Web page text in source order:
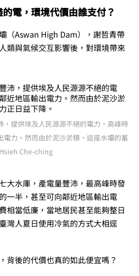
電，環境代價由誰支付？
（Aswan High Dam），謝哲青帶
類與氣候交互影響後，對環境帶來
，提供埃及人民源源不絕的電力，高峰時
電力。然而由於泥沙淤積，這座水壩的蓄
Che-ching
大水庫，產電量豐沛，最高峰時發
一半，甚至可向鄰近地區輸出電
相當低廉，當地居民甚至能夠整日
灣人夏日使用冷氣的方式大相逕
背後的代價也真的如此便宜嗎？